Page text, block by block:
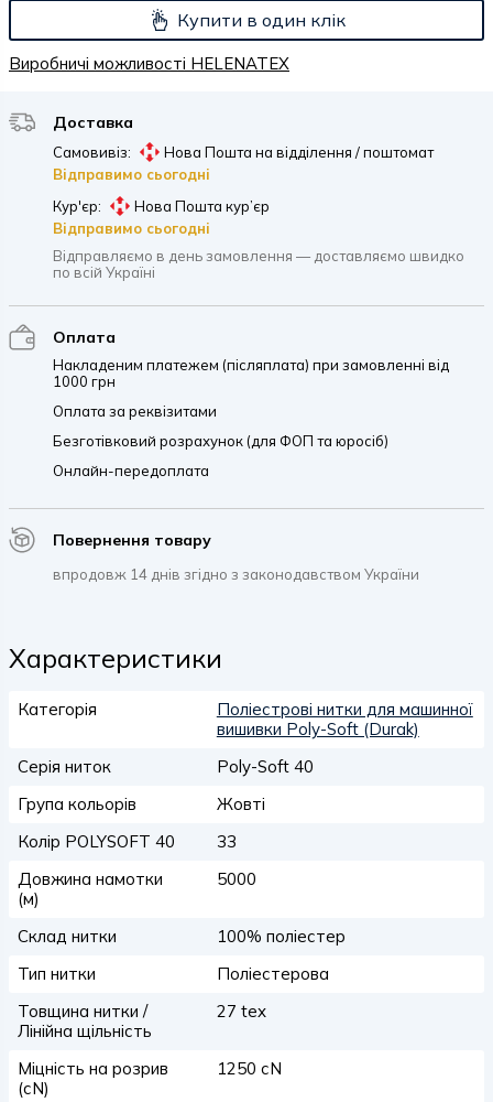
Купити в один клік
Виробничі можливості HELENATEX
Доставка
Самовивіз:
Нова Пошта на відділення / поштомат
Відправимо сьогодні
Кур'єр:
Нова Пошта кур’єр
Відправимо сьогодні
Відправляємо в день замовлення — доставляємо швидко
по всій Україні
Оплата
Накладеним платежем (післяплата) при замовленні від
1000 грн
Оплата за реквізитами
Безготівковий розрахунок (для ФОП та юросіб)
Онлайн-передоплата
Повернення товару
впродовж 14 днів згідно з законодавством України
Характеристики
Категорія
Поліестрові нитки для машинної
вишивки Poly-Soft (Durak)
Серія ниток
Poly-Soft 40
Група кольорів
Жовті
Колір POLYSOFT 40
33
Довжина намотки
(м)
5000
Склад нитки
100% поліестер
Тип нитки
Поліестерова
Товщина нитки /
Лінійна щільність
27 tex
Міцність на розрив
(сN)
1250 сN